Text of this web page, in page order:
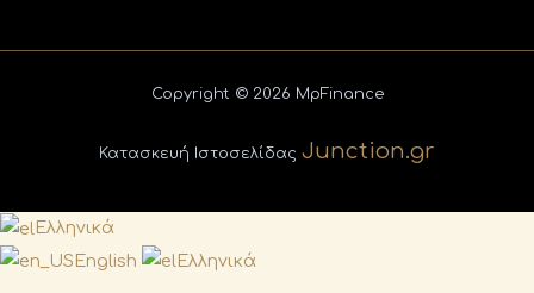
Copyright © 2026 MpFinance
Κατασκευή Ιστοσελίδας Junction.gr
Ελληνικά
English
Ελληνικά